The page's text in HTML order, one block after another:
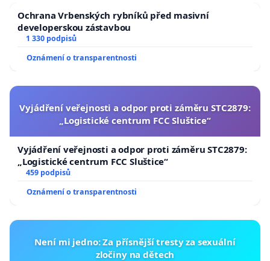
Ochrana Vrbenských rybníků před masivní
developerskou zástavbou
1 330 podpisů
Oznámení o transparentnosti
Vyjádření veřejnosti a odpor proti záměru STC2879:
„Logistické centrum FCC Sluštice“
Vyjádření veřejnosti a odpor proti záměru STC2879:
„Logistické centrum FCC Sluštice“
459 podpisů
Oznámení o transparentnosti
Není mi jedno: Za přísnější tresty za sexuální
zločiny na dětech